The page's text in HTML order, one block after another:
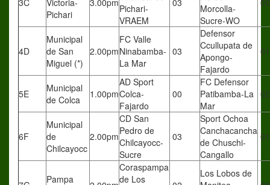
3C
Victoria-
Pichari
3.00pmPichari-
VRAEM
03
Morcolla-
Sucre-WO
00
4D
Municipal
de San
Miguel (*)
2.00pm
FC Valle
Ninabamba-
La Mar
03
Defensor
Ccullupata de
Apongo-
Fajardo
01
5E
Municipal
de Colca
1.00pm
AD Sport
Colca-
Fajardo
00
FC Defensor
Patibamba-La
Mar
02
6F
Municipal
de
Chilcayocc
2.00pm
CD San
Pedro de
Chilcayocc-
Sucre
03
Sport Ochoa
Canchacancha
de Chuschi-
Cangallo
01
Pampa
Coraspampa
de Los
Los Lobos de